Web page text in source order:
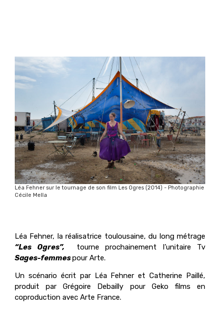
Léa Fehner sur le tournage de son film Les Ogres (2014) - Photographie
Cécile Mella
Léa Fehner, la réalisatrice toulousaine, du long métrage
“Les Ogres”,tourne prochainement l’unitaire Tv
Sages-femmespour Arte.
Un scénario écrit par Léa Fehner et Catherine Paillé,
produit par Grégoire Debailly pour Geko films en
coproduction avec Arte France.